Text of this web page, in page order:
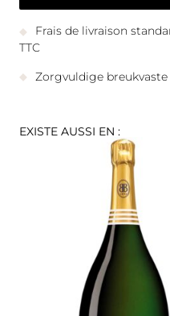
Frais de livraison
TTC
Zorgvuldige
EXISTE AUSSI EN :